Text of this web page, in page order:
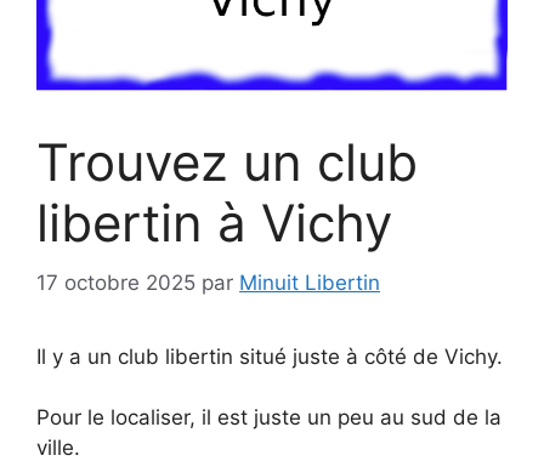
Trouvez un club
libertin à Vichy
17 octobre 2025 par Minuit Libertin
Il y a un club libertin situé juste à côté de Vichy.
Pour le localiser, il est juste un peu au sud de la
ville.